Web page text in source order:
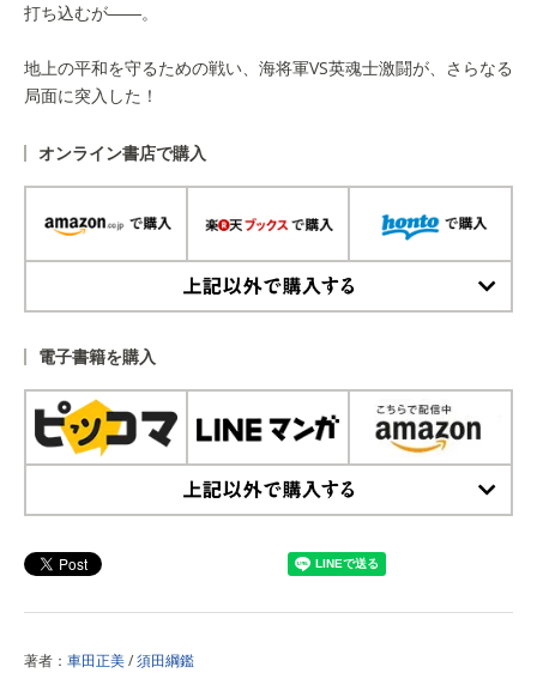
打ち込むが――。
地上の平和を守るための戦い、海将軍VS英魂士激闘が、さらなる
局面に突入した！
オンライン書店で購入
電子書籍を購入
著者： 車田正美/須田綱鑑